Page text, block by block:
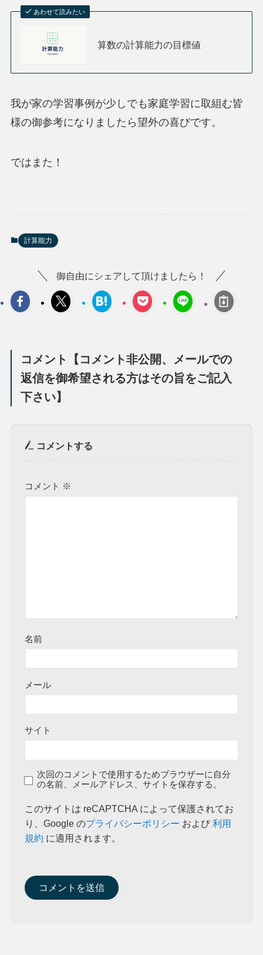
あわせて読みたい
算数の計算能力の目標値
我が家の学習事例が少しでも家庭学習に取組む皆
様の御参考になりましたら望外の喜びです。
ではまた！
計算能力
御自由にシェアして頂けましたら！
コメント【コメント非公開、メールでの
返信を御希望される方はその旨をご記入
下さい】
コメントする
コメント ※
名前
メール
サイト
次回のコメントで使用するためブラウザーに自分
の名前、メールアドレス、サイトを保存する。
このサイトは reCAPTCHA によって保護されてお
り、Google のプライバシーポリシー および利用
規約 に適用されます。